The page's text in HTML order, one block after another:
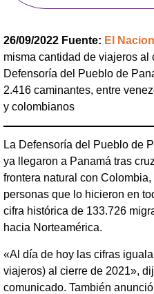
26/09/2022 Fuente: El
misma cantidad de viajeros al
Defensoría del Pueblo de
2.416 caminantes, entre
y colombianos
La Defensoría del Pueblo de
ya llegaron a Panamá tras
frontera natural con
personas que lo hicieron en
cifra histórica de 133.726
hacia Norteamérica.
«Al día de hoy las cifras
viajeros) al cierre de 2021»,
comunicado. También